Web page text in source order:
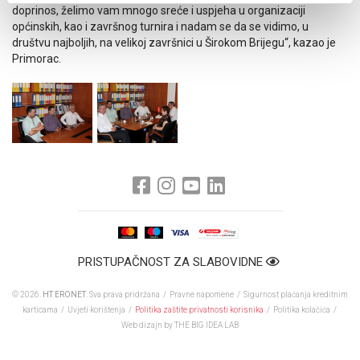
doprinos, želimo vam mnogo sreće i uspjeha u organizaciji
općinskih, kao i završnog turnira i nadam se da se vidimo, u
društvu najboljih, na velikoj završnici u Širokom Brijegu“, kazao je
Primorac.
PRISTUPAČNOST ZA SLABOVIDNE
© 2026. HT ERONET . Sva prava pridržana / Pravne napomene / Sigurnost plaćanja kreditnim
karticama / Uvjeti korištenja / Politika zaštite privatnosti korisnika / Politika kolačića /
Web dizajn by THE BIG IDEA LAB